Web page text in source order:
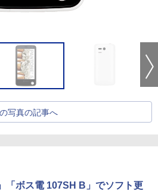
写真の記事へ
「ボス電 107SH B」でソフト更